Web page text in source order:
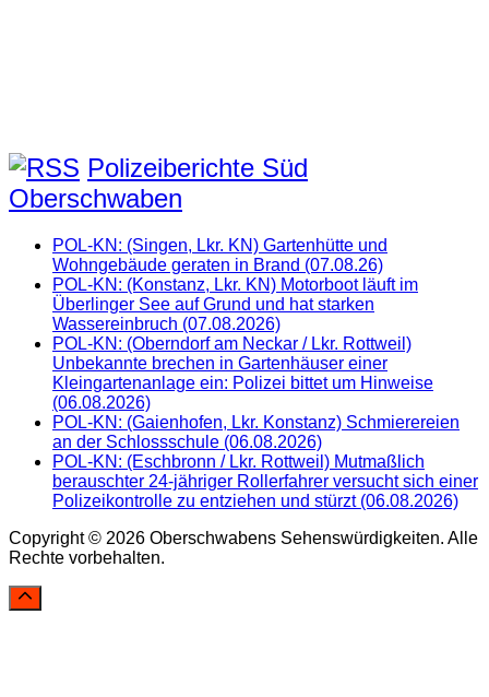
Polizeiberichte Süd
Oberschwaben
POL-KN: (Singen, Lkr. KN) Gartenhütte und
Wohngebäude geraten in Brand (07.08.26)
POL-KN: (Konstanz, Lkr. KN) Motorboot läuft im
Überlinger See auf Grund und hat starken
Wassereinbruch (07.08.2026)
POL-KN: (Oberndorf am Neckar / Lkr. Rottweil)
Unbekannte brechen in Gartenhäuser einer
Kleingartenanlage ein: Polizei bittet um Hinweise
(06.08.2026)
POL-KN: (Gaienhofen, Lkr. Konstanz) Schmierereien
an der Schlossschule (06.08.2026)
POL-KN: (Eschbronn / Lkr. Rottweil) Mutmaßlich
berauschter 24-jähriger Rollerfahrer versucht sich einer
Polizeikontrolle zu entziehen und stürzt (06.08.2026)
Copyright © 2026 Oberschwabens Sehenswürdigkeiten. Alle
Rechte vorbehalten.